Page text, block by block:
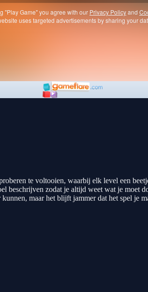
te voltooien, waarbij elk level een
beschrijven zodat je altijd weet wat je moet
maar het blijft jammer dat het spel je